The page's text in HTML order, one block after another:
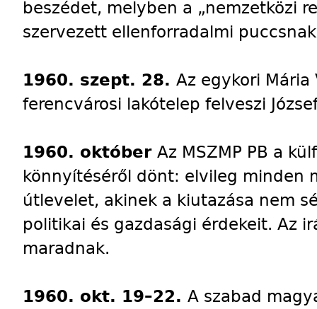
beszédet, melyben a „nemzetközi
szervezett ellenforradalmi
1960. szept. 28. Az egykori
ferencvárosi lakótelep felveszi
1960. október Az MSZMP PB a
könnyítéséről dönt: elvileg minden
útlevelet, akinek a kiutazása nem
politikai és gazdasági érdekeit. Az
maradnak.
1960. okt. 19–22. A szabad